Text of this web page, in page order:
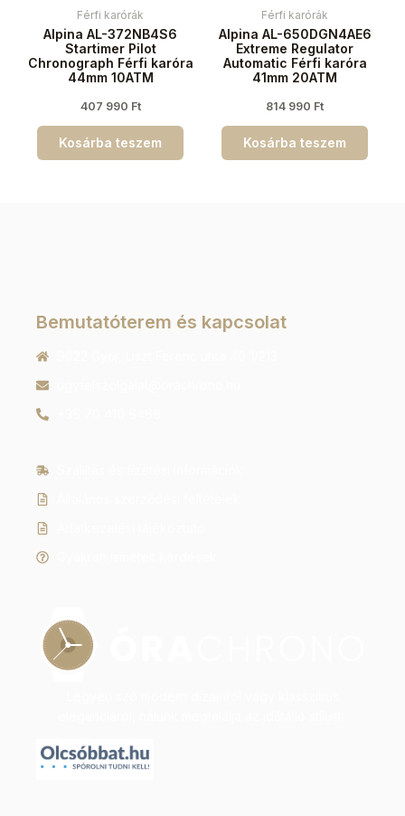
Férfi karórák
Alpina AL-372NB4S6
Startimer Pilot
Chronograph Férfi karóra
44mm 10ATM
407 990 Ft
Kosárba teszem
Férfi karórák
Alpina AL-650DGN4AE6
Extreme Regulator
Automatic Férfi karóra
41mm 20ATM
814 990 Ft
Kosárba teszem
Bemutatóterem és kapcsolat